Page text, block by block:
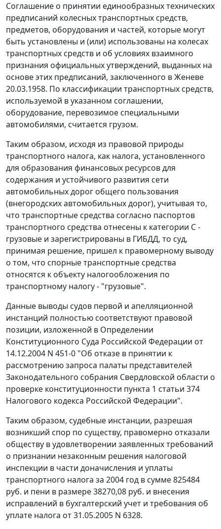
Соглашение о принятии единообразных технических
предписаний колесных транспортных средств,
предметов, оборудования и частей, которые могут
быть установлены и (или) использованы на колесах
транспортных средств и об условиях взаимного
признания официальных утверждений, выданных на
основе этих предписаний, заключенного в Женеве
20.03.1958. По классификации транспортных средств,
используемой в указанном соглашении,
оборудование, перевозимое специальными
автомобилями, считается грузом.
Таким образом, исходя из правовой природы
транспортного налога, как налога, установленного
для образования финансовых ресурсов для
содержания и устойчивого развития сети
автомобильных дорог общего пользования
(внегородских автомобильных дорог), учитывая то,
что транспортные средства согласно паспортов
транспортного средства отнесены к категории С -
грузовые и зарегистрированы в ГИБДД, то суд,
принимая решение, пришел к правомерному выводу
о том, что спорные транспортные средства
относятся к объекту налогообложения по
транспортному налогу - "грузовые".
Данные выводы судов первой и апелляционной
инстанций полностью соответствуют правовой
позиции, изложенной в Определении
Конституционного Суда Российской Федерации от
14.12.2004 N 451-0 "Об отказе в принятии к
рассмотрению запроса палаты представителей
Законодательного собрания Свердловской области о
проверке конституционности пункта 1 статьи 374
Налогового кодекса Российской Федерации".
Таким образом, судебные инстанции, разрешая
возникший спор по существу, правомерно отказали
обществу в удовлетворении заявленных требований
о признании незаконным решения налоговой
инспекции в части доначисления и уплаты
транспортного налога за 2004 год в сумме 825484
руб. и пени в размере 38270,08 руб. и внесения
исправлений в бухгалтерский учет и требования об
уплате налога от 31.05.2005 N 6328.